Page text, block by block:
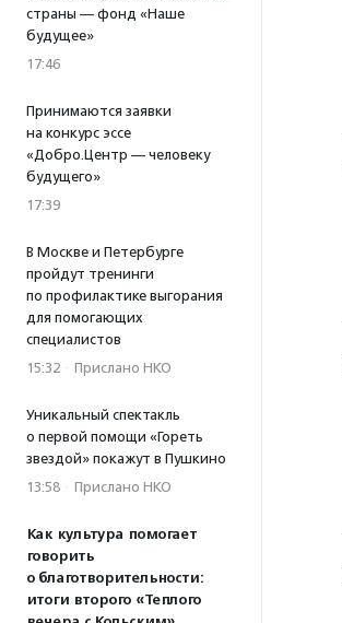
страны — фонд «Наше
будущее»
17:46
Принимаются заявки
на конкурс эссе
«Добро.Центр — человеку
будущего»
17:39
В Москве и Петербурге
пройдут тренинги
по профилактике выгорания
для помогающих
специалистов
15:32 · Прислано НКО
Уникальный спектакль
о первой помощи «Гореть
звездой» покажут в Пушкино
13:58 · Прислано НКО
Как культура помогает
говорить
о благотворительности:
итоги второго «Теплого